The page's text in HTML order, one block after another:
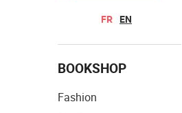
FR EN
BOOKSHOP
Fashion